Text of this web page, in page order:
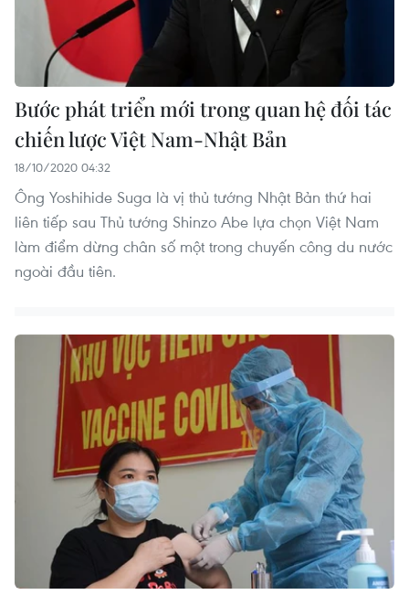
Bước phát triển mới trong quan hệ đối tác
chiến lược Việt Nam-Nhật Bản
18/10/2020 04:32
Ông Yoshihide Suga là vị thủ tướng Nhật Bản thứ hai
liên tiếp sau Thủ tướng Shinzo Abe lựa chọn Việt Nam
làm điểm dừng chân số một trong chuyến công du nước
ngoài đầu tiên.